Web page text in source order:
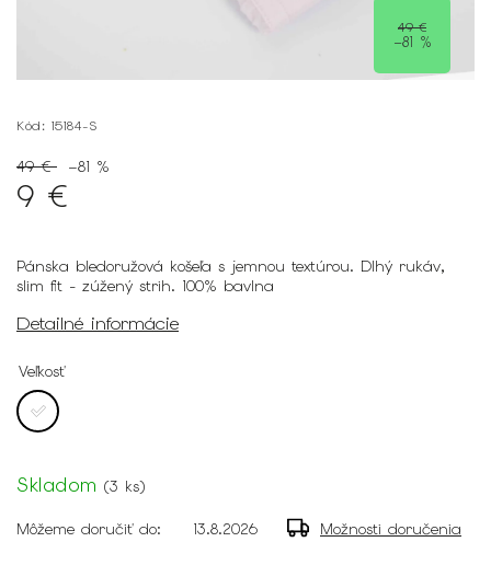
49 €
–81 %
Kód: 15184-S
49 € –81 %
9 €
Pánska bledoružová košeľa s jemnou textúrou. Dlhý rukáv,
slim fit - zúžený strih. 100% bavlna
Detailné informácie
Veľkosť
Skladom (3 ks)
Môžeme doručiť do: 13.8.2026 Možnosti doručenia